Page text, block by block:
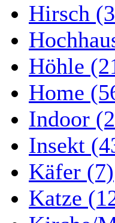
Hirsch
Höhle
Home
Indoor
Insekt
Käfer (7)
Katze